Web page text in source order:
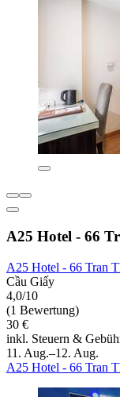
A25 Hotel - 66
A25 Hotel - 66 Tran
Cầu Giấy
4,0/10
(1 Bewertung)
30 €
inkl. Steuern &
11. Aug.–12. Aug.
A25 Hotel - 66 Tran